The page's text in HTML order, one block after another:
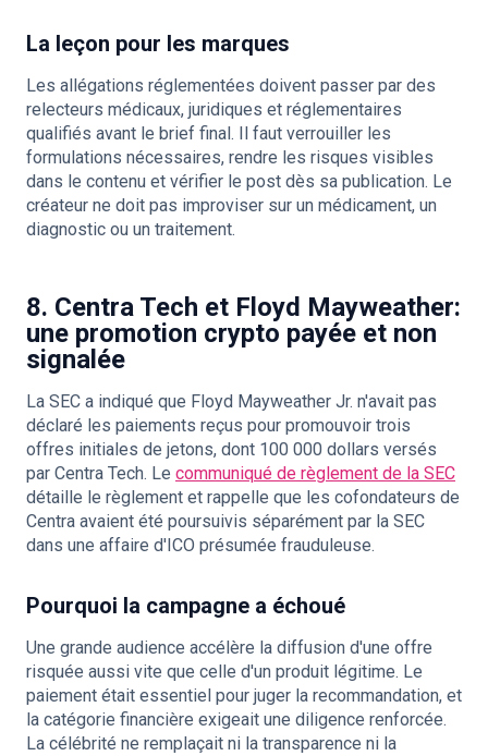
La leçon pour les marques
Les allégations réglementées doivent passer par des
relecteurs médicaux, juridiques et réglementaires
qualifiés avant le brief final. Il faut verrouiller les
formulations nécessaires, rendre les risques visibles
dans le contenu et vérifier le post dès sa publication. Le
créateur ne doit pas improviser sur un médicament, un
diagnostic ou un traitement.
8. Centra Tech et Floyd Mayweather:
une promotion crypto payée et non
signalée
La SEC a indiqué que Floyd Mayweather Jr. n'avait pas
déclaré les paiements reçus pour promouvoir trois
offres initiales de jetons, dont 100 000 dollars versés
par Centra Tech. Le communiqué de règlement de la SEC
détaille le règlement et rappelle que les cofondateurs de
Centra avaient été poursuivis séparément par la SEC
dans une affaire d'ICO présumée frauduleuse.
Pourquoi la campagne a échoué
Une grande audience accélère la diffusion d'une offre
risquée aussi vite que celle d'un produit légitime. Le
paiement était essentiel pour juger la recommandation, et
la catégorie financière exigeait une diligence renforcée.
La célébrité ne remplaçait ni la transparence ni la